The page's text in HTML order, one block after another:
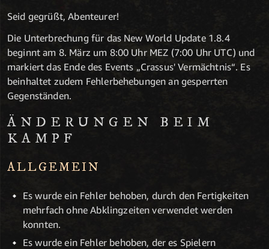
Seid gegrüßt, Abenteurer!
Die Unterbrechung für das New World Update 1.8.4
beginnt am 8. März um 8:00 Uhr MEZ (7:00 Uhr UTC) und
markiert das Ende des Events „Crassus' Vermächtnis“. Es
beinhaltet zudem Fehlerbehebungen an gesperrten
Gegenständen.
ÄNDERUNGEN BEIM
KAMPF
ALLGEMEIN
Es wurde ein Fehler behoben, durch den Fertigkeiten
mehrfach ohne Abklingzeiten verwendet werden
konnten.
Es wurde ein Fehler behoben, der es Spielern